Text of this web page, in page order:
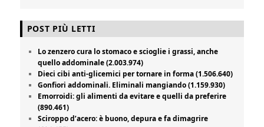
POST PIÙ LETTI
Lo zenzero cura lo stomaco e scioglie i grassi, anche
quello addominale (2.003.974)
Dieci cibi anti-glicemici per tornare in forma (1.506.640)
Gonfiori addominali. Eliminali mangiando (1.159.930)
Emorroidi: gli alimenti da evitare e quelli da preferire
(890.461)
Sciroppo d’acero: è buono, depura e fa dimagrire